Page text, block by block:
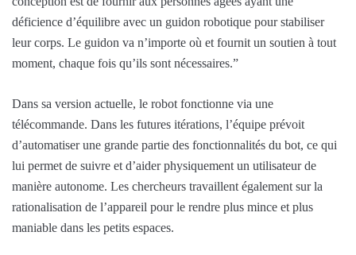
déficience d’équilibre avec un guidon robotique pour stabiliser
leur corps. Le guidon va n’importe où et fournit un soutien à tout
moment, chaque fois qu’ils sont nécessaires.”
Dans sa version actuelle, le robot fonctionne via une
télécommande. Dans les futures itérations, l’équipe prévoit
d’automatiser une grande partie des fonctionnalités du bot, ce qui
lui permet de suivre et d’aider physiquement un utilisateur de
manière autonome. Les chercheurs travaillent également sur la
rationalisation de l’appareil pour le rendre plus mince et plus
maniable dans les petits espaces.